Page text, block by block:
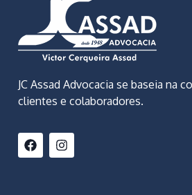
JC Assad Advocacia se baseia na
clientes e colaboradores.